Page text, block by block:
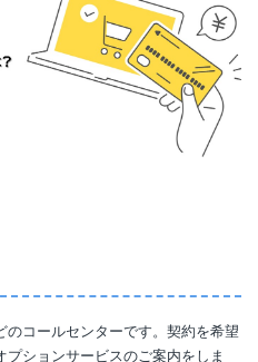
コールセンターです。契約を希望
ションサービスのご案内をしま